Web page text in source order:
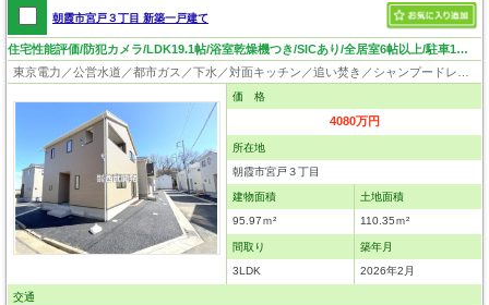
朝霞市宮戸３丁目 新築一戸建て
住宅性能評価/防犯カメラ/LDK19.1帖/浴室乾燥機つき/SICあり/全居室6帖以上/駐車1台可/閑静な住宅地
価 格
4080万円
所在地
朝霞市宮戸３丁目
建物面積
95.97ｍ²
土地面積
110.35ｍ²
間取り
3LDK
築年月
2026年2月
交通